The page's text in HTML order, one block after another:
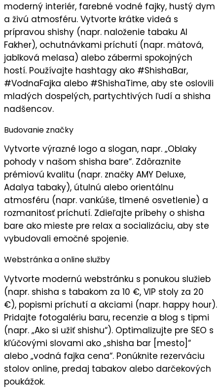
moderný interiér, farebné vodné fajky, hustý dym
a živú atmosféru. Vytvorte krátke videá s
prípravou shishy (napr. naloženie tabaku Al
Fakher), ochutnávkami príchutí (napr. mätová,
jablková melasa) alebo zábermi spokojných
hostí. Používajte hashtagy ako #ShishaBar,
#VodnaFajka alebo #ShishaTime, aby ste oslovili
mladých dospelých, partychtivých ľudí a shisha
nadšencov.
Budovanie značky
Vytvorte výrazné logo a slogan, napr. „Oblaky
pohody v našom shisha bare“. Zdôraznite
prémiovú kvalitu (napr. značky AMY Deluxe,
Adalya tabaky), útulnú alebo orientálnu
atmosféru (napr. vankúše, tlmené osvetlenie) a
rozmanitosť príchutí. Zdieľajte príbehy o shisha
bare ako mieste pre relax a socializáciu, aby ste
vybudovali emočné spojenie.
Webstránka a online služby
Vytvorte modernú webstránku s ponukou služieb
(napr. shisha s tabakom za 10 €, VIP stoly za 20
€), popismi príchutí a akciami (napr. happy hour).
Pridajte fotogalériu baru, recenzie a blog s tipmi
(napr. „Ako si užiť shishu“). Optimalizujte pre SEO s
kľúčovými slovami ako „shisha bar [mesto]“
alebo „vodná fajka cena“. Ponúknite rezerváciu
stolov online, predaj tabakov alebo darčekových
poukážok.